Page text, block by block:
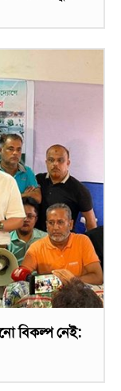
বিকল্প নেই: